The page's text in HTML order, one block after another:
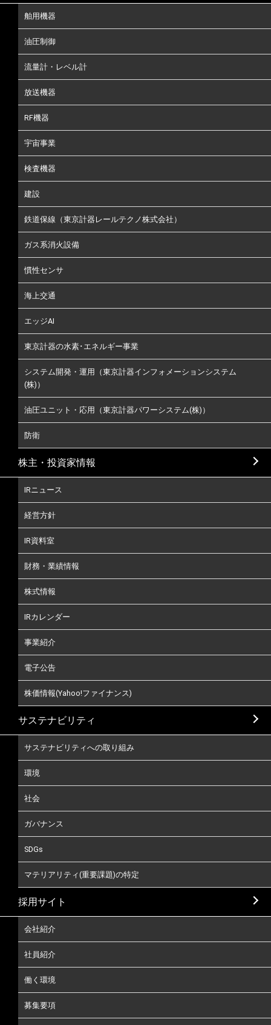
舶用機器
油圧制御
流量計・レベル計
放送機器
RF機器
宇宙事業
検査機器
建設
鉄道保線（東京計器レールテクノ株式会社）
ガス系消火設備
慣性センサ
海上交通
エッジAI
東京計器の水素･エネルギー事業
システム開発・運用（東京計器インフォメーションシステム
(株)）
油圧ユニット・応用（東京計器パワーシステム(株)）
防衛
株主・投資家情報
IRニュース
経営方針
IR資料室
財務・業績情報
株式情報
IRカレンダー
事業紹介
電子公告
株価情報(Yahoo!ファイナンス)
サステナビリティ
サステナビリティへの取り組み
環境
社会
ガバナンス
SDGs
マテリアリティ(重要課題)の特定
採用サイト
会社紹介
社員紹介
働く環境
募集要項